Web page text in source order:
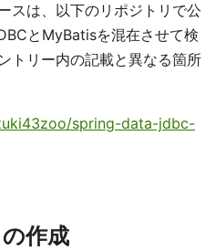
スは、以下のリポジトリで公
とMyBatisを混在させて検
トリー内の記載と異なる箇所
spring-data-jdbc-
作成